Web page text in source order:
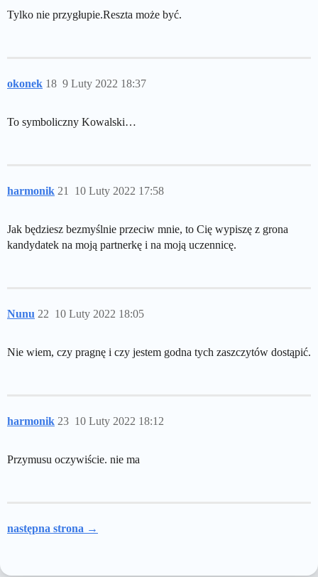
Tylko nie przygłupie.Reszta może być.
okonek 9 Luty 2022 18:37
18
To symboliczny Kowalski…
harmonik 10 Luty 2022 17:58
21
Jak będziesz bezmyślnie przeciw mnie, to Cię wypiszę z grona
kandydatek na moją partnerkę i na moją uczennicę.
Nunu 10 Luty 2022 18:05
22
Nie wiem, czy pragnę i czy jestem godna tych zaszczytów dostąpić.
harmonik 10 Luty 2022 18:12
23
Przymusu oczywiście. nie ma
następna strona →